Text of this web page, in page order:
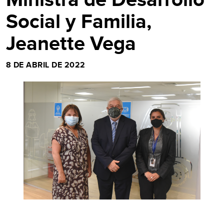
Social y Familia,
Jeanette Vega
8 DE ABRIL DE 2022